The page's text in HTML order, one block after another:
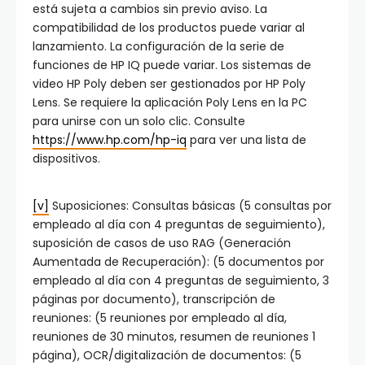
está sujeta a cambios sin previo aviso. La
compatibilidad de los productos puede variar al
lanzamiento. La configuración de la serie de
funciones de HP IQ puede variar. Los sistemas de
video HP Poly deben ser gestionados por HP Poly
Lens. Se requiere la aplicación Poly Lens en la PC
para unirse con un solo clic. Consulte
https://www.hp.com/hp-iq para ver una lista de
dispositivos.
[v] Suposiciones: Consultas básicas (5 consultas por
empleado al día con 4 preguntas de seguimiento),
suposición de casos de uso RAG (Generación
Aumentada de Recuperación): (5 documentos por
empleado al día con 4 preguntas de seguimiento, 3
páginas por documento), transcripción de
reuniones: (5 reuniones por empleado al día,
reuniones de 30 minutos, resumen de reuniones 1
página), OCR/digitalización de documentos: (5